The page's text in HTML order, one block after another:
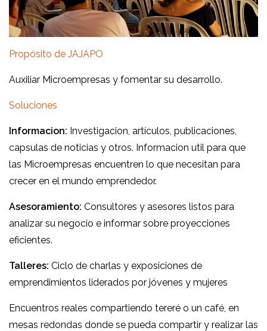
Propósito de JAJAPO
Auxiliar Microempresas y fomentar su desarrollo.
Soluciones
Informacion: Investigacion, artículos, publicaciones,
capsulas de noticias y otros. Informacion util para que
las Microempresas encuentren lo que necesitan para
crecer en el mundo emprendedor.
Asesoramiento: Consultores y asesores listos para
analizar su negocio e informar sobre proyecciones
eficientes.
Talleres: Ciclo de charlas y exposiciones de
emprendimientos liderados por jóvenes y mujeres
Encuentros reales compartiendo tereré o un café, en
mesas redondas donde se pueda compartir y realizar las